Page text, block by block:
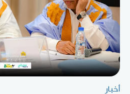
أخبار